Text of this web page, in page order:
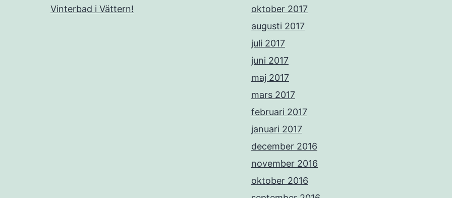
Vinterbad i Vättern!
oktober 2017
augusti 2017
juli 2017
juni 2017
maj 2017
mars 2017
februari 2017
januari 2017
december 2016
november 2016
oktober 2016